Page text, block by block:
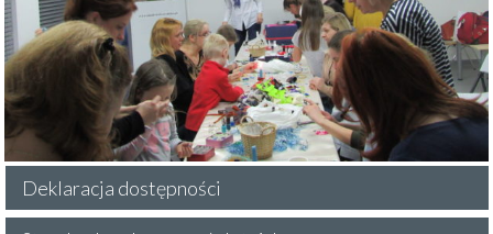
Deklaracja dostępności